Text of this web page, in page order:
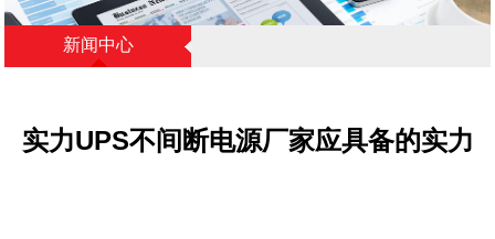
新闻中心
实力UPS不间断电源厂家应具备的实力